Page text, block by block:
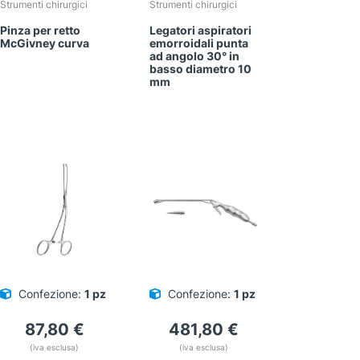
Strumenti chirurgici
Pinza per retto
McGivney curva
Confezione: 1 pz
87,80 €
(iva esclusa)
Strumenti chirurgici
Legatori aspiratori
emorroidali punta
ad angolo 30° in
basso diametro 10
mm
Confezione: 1 pz
481,80 €
(iva esclusa)